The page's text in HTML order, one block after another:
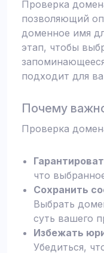
Проверка
позволяющий
доменное имя
этап, чтобы
подходит для
Почему
Проверка
что
Сохранить
Выбрать
суть вашего
Избежать
Убедиться,